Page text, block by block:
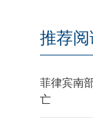
推荐阅
菲律宾南
亡